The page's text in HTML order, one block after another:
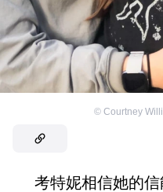
© Courtney
考特妮相信她的信